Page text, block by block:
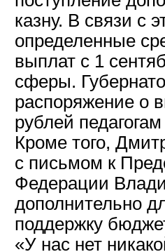
казну. В связи с
определенные
выплат с 1
сферы.
распоряжение о
рублей
Кроме того,
с письмом к
Федерации
дополнительно
поддержку
«У нас нет